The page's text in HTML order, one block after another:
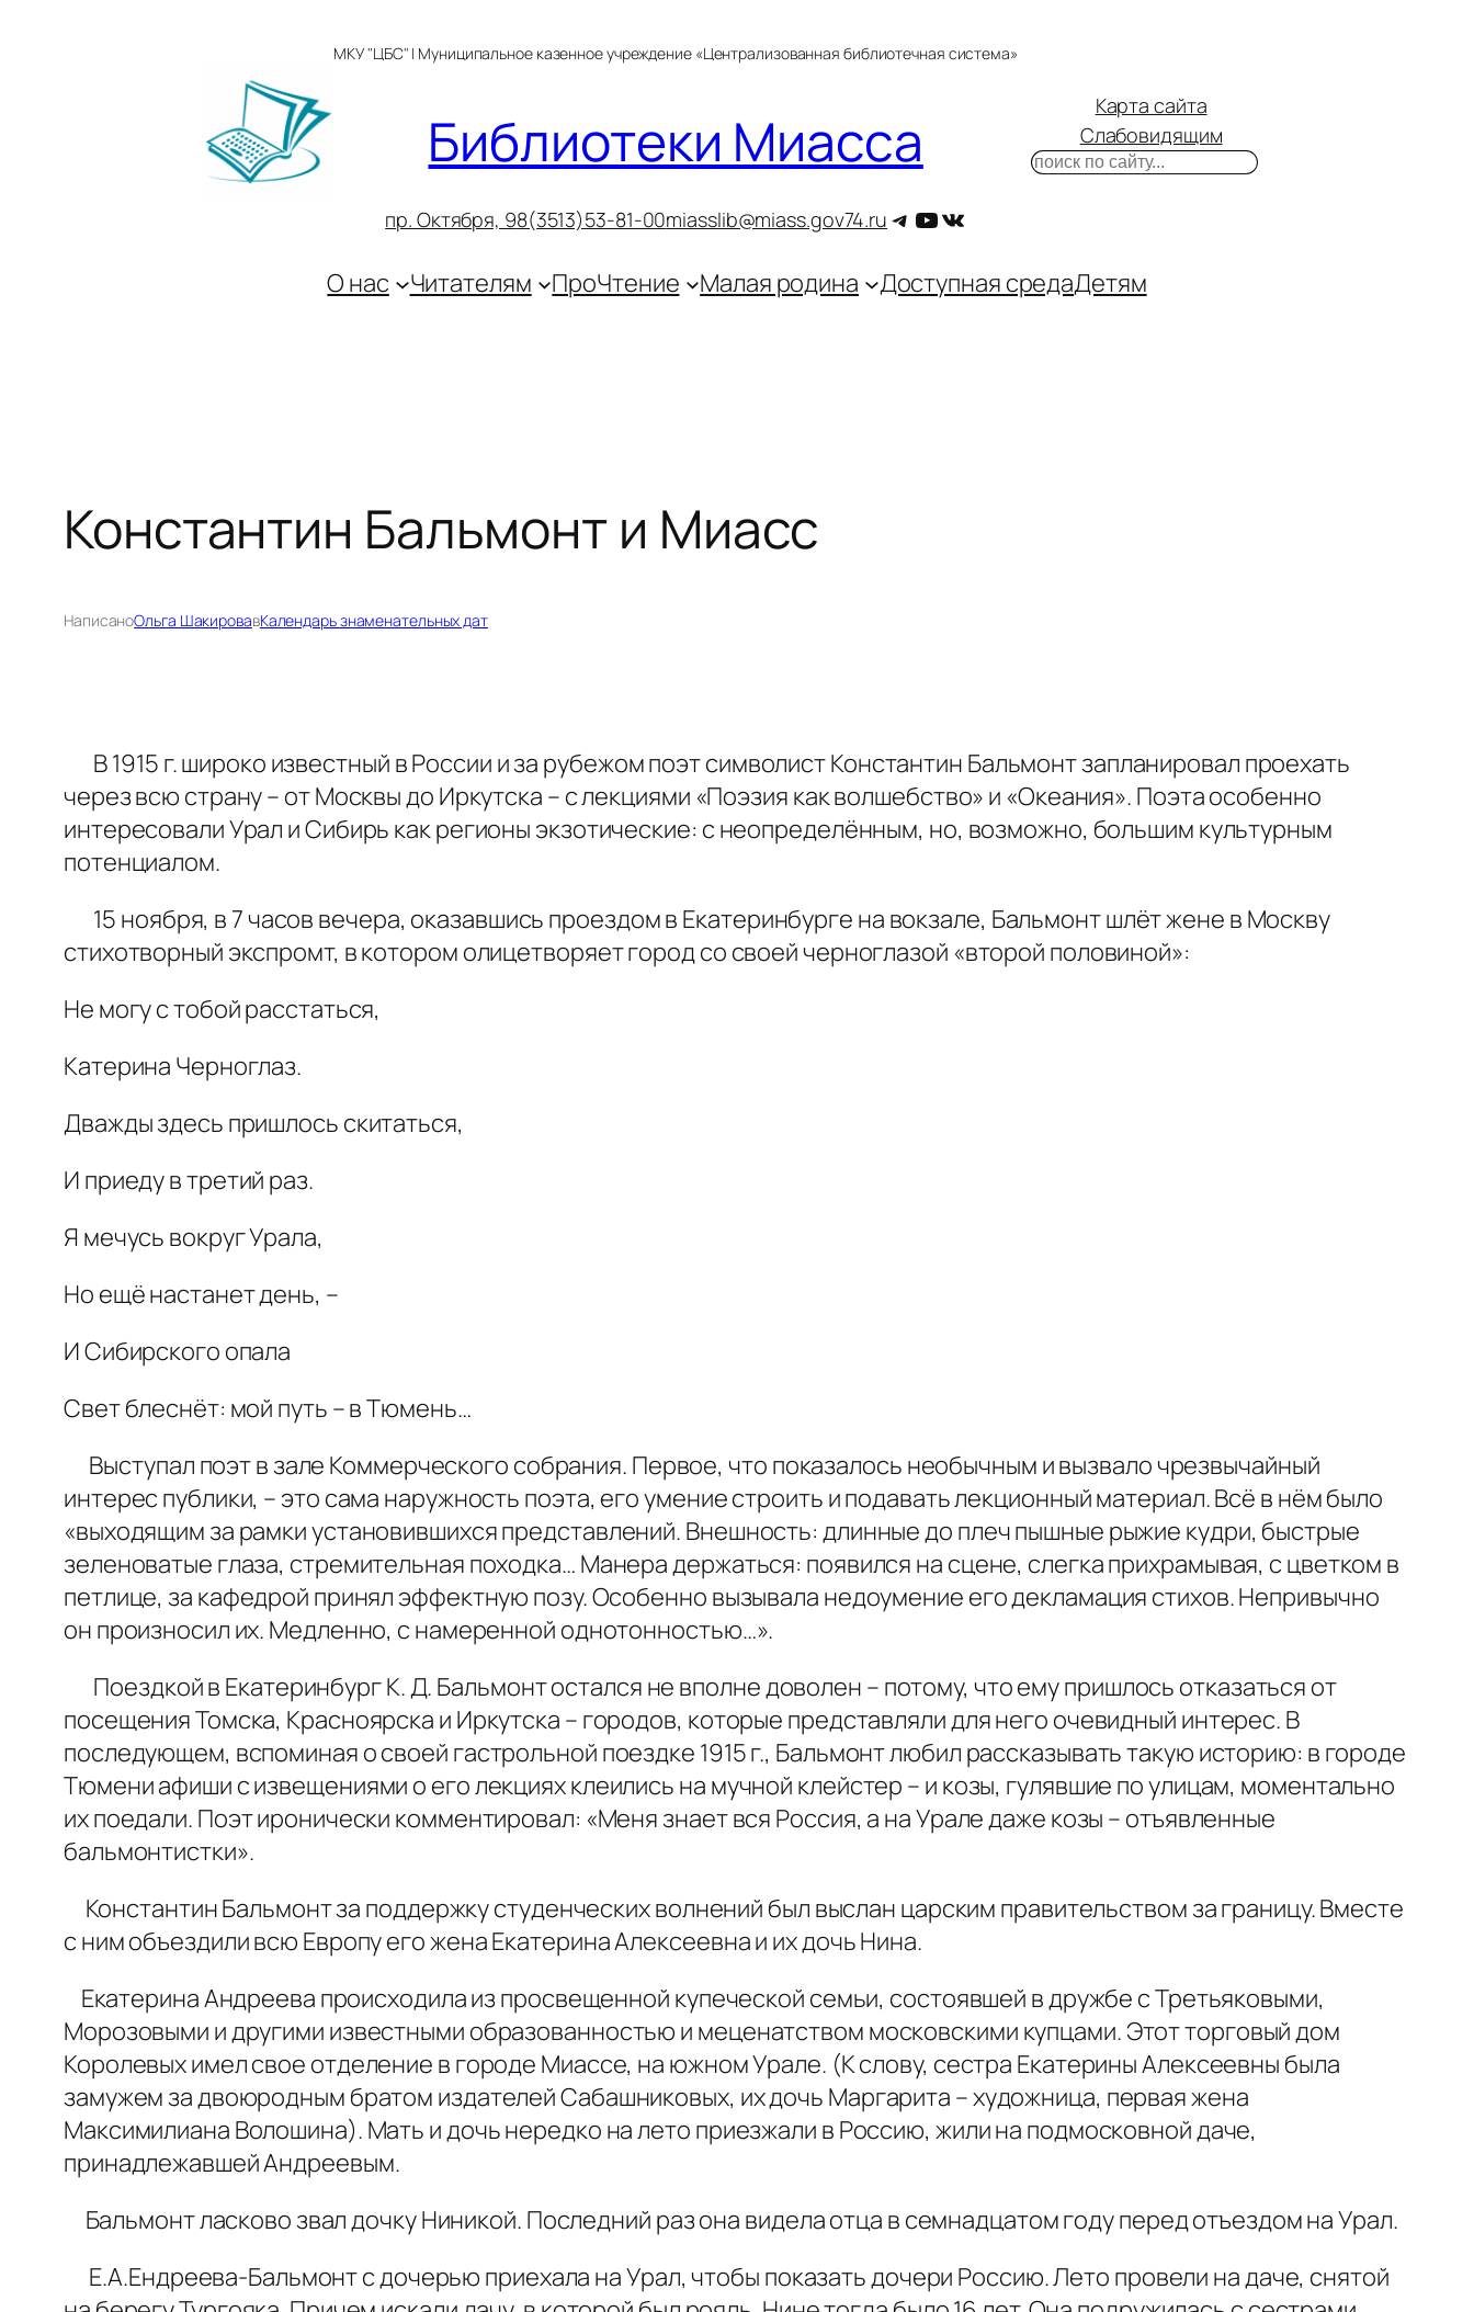
МКУ "ЦБС" | Муниципальное казенное учреждение «Централизованная библиотечная система»
Библиотеки Миасса
пр. Октября, 98(3513)53-81-00miasslib@miass.gov74.ru Telegram
YouTube
ВКонтакте
Карта сайта
Слабовидящим
Поиск
О нас Читателям ПроЧтение Малая родина Доступная средаДетям
Константин Бальмонт и Миасс
НаписаноОльга ШакировавКалендарь знаменательных дат
В 1915 г. широко известный в России и за рубежом поэт ­символист Константин Бальмонт запланировал проехать
через всю страну – от Москвы до Иркутска – с лекциями «Поэзия как волшебство» и «Океания». Поэта особенно
интересовали Урал и Сибирь как регионы экзотические: с неопределённым, но, возможно, большим культурным
потенциалом.
15 ноября, в 7 часов вечера, оказавшись проездом в Екатеринбурге на вокзале, Бальмонт шлёт жене в Москву
стихотворный экспромт, в котором олицетворяет город со своей черноглазой «второй половиной»:
Не могу с тобой расстаться,
Катерина Черноглаз.
Дважды здесь пришлось скитаться,
И приеду в третий раз.
Я мечусь вокруг Урала,
Но ещё настанет день, –
И Сибирского опала
Свет блеснёт: мой путь – в Тюмень…
Выступал поэт в зале Коммерческого собрания. Первое, что показалось необычным и вызвало чрезвычайный
интерес публики, – это сама наружность поэта, его умение строить и подавать лекционный материал. Всё в нём было
«выходящим за рамки установившихся представлений. Внешность: длинные до плеч пышные рыжие кудри, быстрые
зеленоватые глаза, стремительная походка… Манера держаться: появился на сцене, слегка прихрамывая, с цветком в
петлице, за кафедрой принял эффектную позу. Особенно вызывала недоумение его декламация стихов. Непривычно
он произносил их. Медленно, с намеренной однотонностью…».
Поездкой в Екатеринбург К. Д. Бальмонт остался не вполне доволен – потому, что ему пришлось отказаться от
посещения Томска, Красноярска и Иркутска – городов, которые представляли для него очевидный интерес. В
последующем, вспоминая о своей гастрольной поездке 1915 г., Бальмонт любил рассказывать такую историю: в городе
Тюмени афиши с извещениями о его лекциях клеились на мучной клейстер – и козы, гулявшие по улицам, моментально
их поедали. Поэт иронически комментировал: «Меня знает вся Россия, а на Урале даже козы – отъявленные
бальмонтистки».
Константин Бальмонт за поддержку студенческих волнений был выслан царским правительством за границу. Вместе
с ним объездили всю Европу его жена Екатерина Алексеевна и их дочь Нина.
Екатерина Андреева происходила из просвещенной купеческой семьи, состоявшей в дружбе с Третьяковыми,
Морозовыми и другими известными образованностью и меценатством московскими купцами. Этот торговый дом
Королевых имел свое отделение в городе Миассе, на южном Урале. (К слову, сестра Екатерины Алексеевны была
замужем за двоюродным братом издателей Сабашниковых, их дочь Маргарита – художница, первая жена
Максимилиана Волошина). Мать и дочь нередко на лето приезжали в Россию, жили на подмосковной даче,
принадлежавшей Андреевым.
Бальмонт ласково звал дочку Ниникой. Последний раз она видела отца в семнадцатом году перед отъездом на Урал.
Е.А.Ендреева-Бальмонт с дочерью приехала на Урал, чтобы показать дочери Россию. Лето провели на даче, снятой